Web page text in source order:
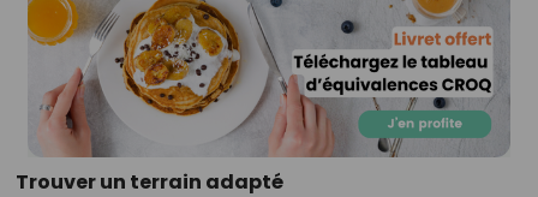
Trouver un terrain adapté